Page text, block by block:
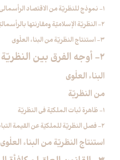
1- نموذج للنظريّة من الاقتصاد الرأسمالي
2- النظريّة الإسلاميّة ومقارنتها بالرأسماليّة
3- استنتاج النظريّة من البناء العلْوي
2- أوجه الفرق بين النظريّة الإسلاميّة والماركسيّة
البناء العلْوي
من النظريّة
1- ظاهرة ثبات الملكيّة في النظريّة
2- فصل النظريّة للملكيّة عن القيمة التبادليّة
استنتاج النظريّة من البناء العلْوي